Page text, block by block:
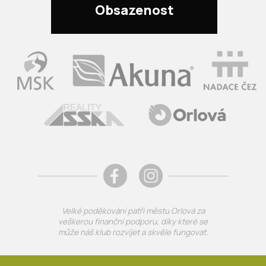
Obsazenost
Velké poděkování patří městu Orlová za
veškerou finanční podporu, díky které se
může náš klub rozvíjet a skvěle fungovat.